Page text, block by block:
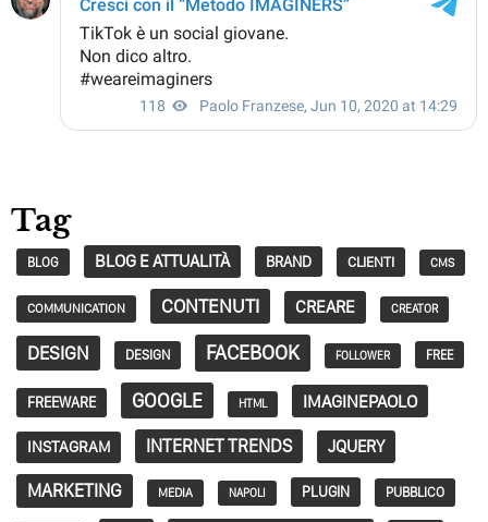
Tag
BLOG BLOG E ATTUALITÀ BRAND CLIENTI CMS
COMMUNICATION CONTENUTI CREARE CREATOR
DESIGN DESIGN FACEBOOK FOLLOWER FREE
FREEWARE GOOGLE HTML IMAGINEPAOLO
INSTAGRAM INTERNET TRENDS JQUERY
MARKETING MEDIA NAPOLI PLUGIN PUBBLICO